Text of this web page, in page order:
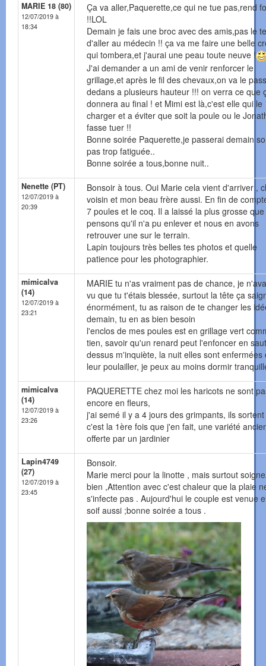
MARIE 18 (80)
12/07/2019 à
18:34
Ça va aller,Paquerette,ce qui ne tue pas,rend
!!LOL
Demain je fais une broc avec des amis,pas le
d'aller au médecin !! ça va me faire une belle
qui tombera,et j'aurai une peau toute neuve !
J'ai demander a un ami de venir renforcer le
grillage,et après le fil des chevaux,on va le
dedans a plusieurs hauteur !!! on verra ce que
donnera au final ! et Mimi est là,c'est elle qui le
charger et a éviter que soit la poule ou le
fasse tuer !!
Bonne soirée Paquerette,je passerai demain
pas trop fatiguée..
Bonne soirée a tous,bonne nuit..
Nenette (PT)
12/07/2019 à
20:39
Bonsoir à tous. Oui Marie cela vient d'arriver ,
voisin et mon beau frère aussi. En fin de
7 poules et le coq. Il a laissé la plus grosse
pensons qu'il n'a pu enlever et nous en avons
retrouver une sur le terrain.
Lapin toujours très belles tes photos et quelle
patience pour les photographier.
mimicalva
(14)
12/07/2019 à
23:21
MARIE tu n'as vraiment pas de chance, je
vu que tu t'étais blessée, surtout la tête ça
énormément, tu as raison de te changer les
demain, tu en as bien besoin
l'enclos de mes poules est en grillage vert
tien, savoir qu'un renard peut l'enfoncer en
dessus m'inquiète, la nuit elles sont enfermées
leur poulailler, je peux au moins dormir
mimicalva
(14)
12/07/2019 à
23:26
PAQUERETTE chez moi les haricots ne sont
encore en fleurs,
j'ai semé il y a 4 jours des grimpants, ils
c'est la 1ère fois que j'en fait, une variété
offerte par un jardinier
Lapin4749
(27)
12/07/2019 à
23:45
Bonsoir.
Marie merci pour la linotte , mais surtout
bien ,Attention avec c'est chaleur que la plaie
s'infecte pas . Aujourd'hui le couple est venue
soif aussi ;bonne soirée a tous .